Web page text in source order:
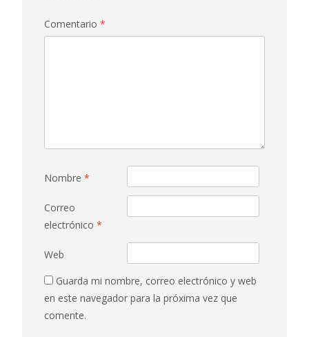
Comentario *
Nombre *
Correo
electrónico *
Web
Guarda mi nombre, correo electrónico y web
en este navegador para la próxima vez que
comente.